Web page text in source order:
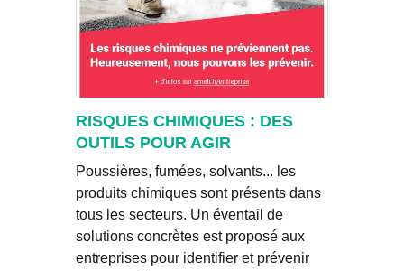
RISQUES CHIMIQUES : DES
OUTILS POUR AGIR
Poussières, fumées, solvants... les
produits chimiques sont présents dans
tous les secteurs. Un éventail de
solutions concrètes est proposé aux
entreprises pour identifier et prévenir